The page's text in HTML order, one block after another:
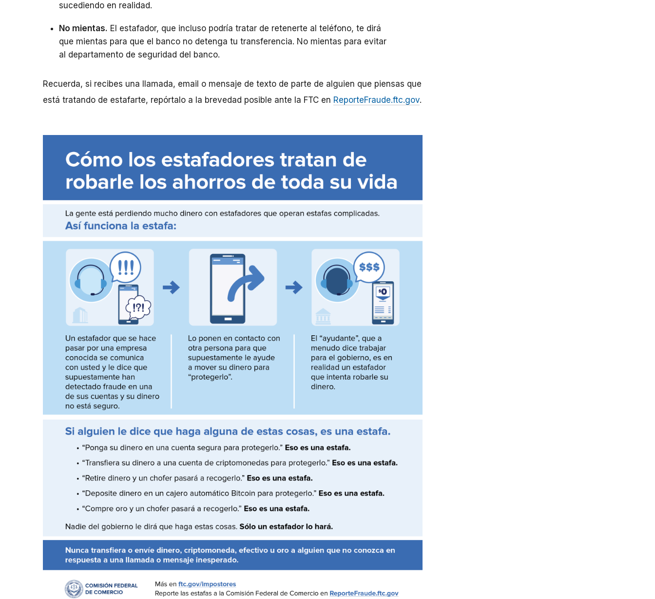
sucediendo en realidad.
No mientas. El estafador, que incluso podría tratar de retenerte al teléfono, te dirá
que mientas para que el banco no detenga tu transferencia. No mientas para evitar
al departamento de seguridad del banco.
Recuerda, si recibes una llamada, email o mensaje de texto de parte de alguien que piensas que
está tratando de estafarte, repórtalo a la brevedad posible ante la FTC en ReporteFraude.ftc.gov.